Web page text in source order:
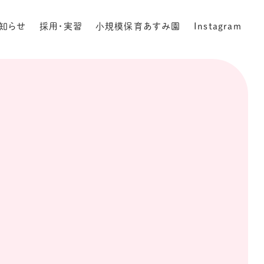
らせ 採用・実習 小規模保育あすみ園 Instagram